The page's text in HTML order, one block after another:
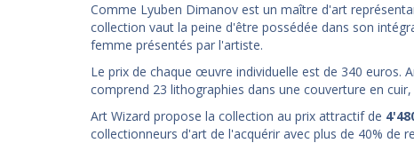
Comme Lyuben Dimanov est un maître d'art
collection vaut la peine d'être possédée dans son
femme présentés par l'artiste.
Le prix de chaque œuvre individuelle est de 340 euros.
comprend 23 lithographies dans une couverture en
Art Wizard propose la collection au prix attractif de
collectionneurs d'art de l'acquérir avec plus de 40% de